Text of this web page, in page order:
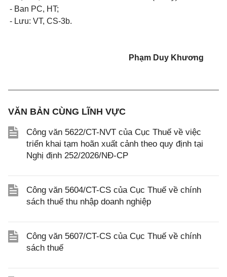
- Ban PC, HT;
- Lưu: VT, CS-3b.
Phạm Duy Khương
VĂN BẢN CÙNG LĨNH VỰC
Công văn 5622/CT-NVT của Cục Thuế về việc
triển khai tạm hoãn xuất cảnh theo quy định tại
Nghị định 252/2026/NĐ-CP
Công văn 5604/CT-CS của Cục Thuế về chính
sách thuế thu nhập doanh nghiệp
Công văn 5607/CT-CS của Cục Thuế về chính
sách thuế